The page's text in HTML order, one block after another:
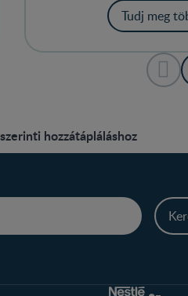
Tudj meg
hozzátápláláshoz